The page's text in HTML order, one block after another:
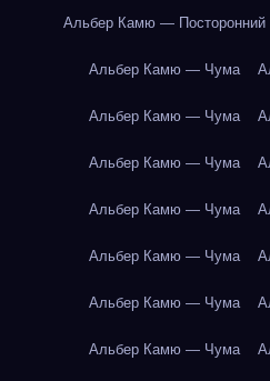
Альбер Камю — Посторонний
Альбер Камю — Чума
Альбер Камю — Чума
Альбер Камю — Чума
Альбер Камю — Чума
Альбер Камю — Чума
Альбер Камю — Чума
Альбер Камю — Чума